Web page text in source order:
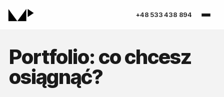
Portfolio: co chcesz
osiągnąć?
+48 533 438 894